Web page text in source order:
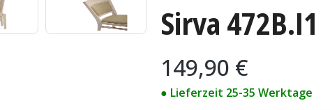
Sirva 472B.I1
Regulärer Preis:
149,90 €
● Lieferzeit 25-35 Werktage